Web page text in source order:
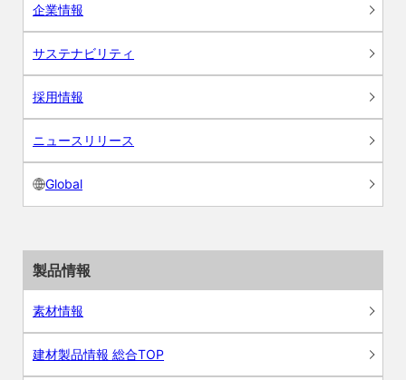
企業情報
サステナビリティ
採用情報
ニュースリリース
Global
製品情報
素材情報
建材製品情報 総合TOP